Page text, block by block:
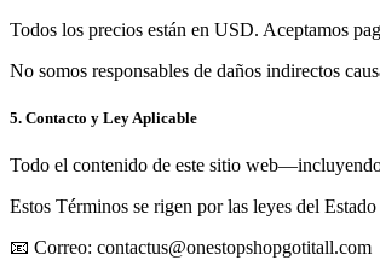
Todos los precios están en USD. Aceptamos
No somos responsables de daños indirectos
5. Contacto y Ley Aplicable
Todo el contenido de este sitio
Estos Términos se rigen por las leyes del
📧 Correo: